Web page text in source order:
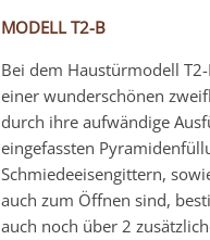
MODELL T2-B
Bei dem Haustürmodell
einer wunderschönen
durch ihre aufwändige
eingefassten
Schmiedeeisengittern,
auch zum Öffnen sind,
auch noch über 2